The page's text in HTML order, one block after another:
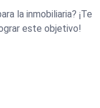
la inmobiliaria? ¡Te
este objetivo!